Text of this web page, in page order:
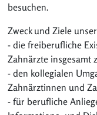
besuchen.
Zweck und Ziele
- die freiberufliche
Zahnärzte insgesamt
- den kollegialen
Zahnärztinnen und
- für berufliche